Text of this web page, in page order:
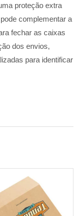
proteção extra
complementar a
fechar as caixas
dos envios,
para identificar